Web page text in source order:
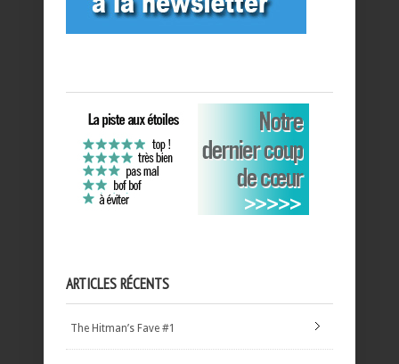
ARTICLES RÉCENTS
The Hitman’s Fave #1